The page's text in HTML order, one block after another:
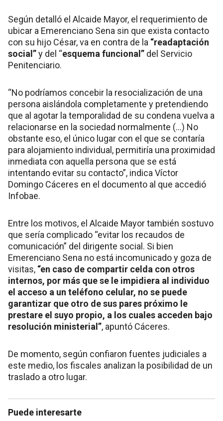
Según detalló el Alcaide Mayor, el requerimiento de
ubicar a Emerenciano Sena sin que exista contacto
con su hijo César, va en contra de la “readaptación
social”y del “esquema funcional” del Servicio
Penitenciario.
“No podríamos concebir la resocialización de una
persona aislándola completamente y pretendiendo
que al agotar la temporalidad de su condena vuelva a
relacionarse en la sociedad normalmente (...) No
obstante eso, el único lugar con el que se contaría
para alojamiento individual, permitiría una proximidad
inmediata con aquella persona que se está
intentando evitar su contacto”, indica Víctor
Domingo Cáceres en el documento al que accedió
Infobae.
Entre los motivos, el Alcaide Mayor también sostuvo
que sería complicado “evitar los recaudos de
comunicación” del dirigente social. Si bien
Emerenciano Sena no está incomunicado y goza de
visitas, “en caso de compartir celda con otros
internos, por más que se le impidiera al individuo
el acceso a un teléfono celular, no se puede
garantizar que otro de sus pares próximo le
prestare el suyo propio, a los cuales acceden bajo
resolución ministerial”, apuntó Cáceres.
De momento, según confiaron fuentes judiciales a
este medio, los fiscales analizan la posibilidad de un
traslado a otro lugar.
Puede interesarte